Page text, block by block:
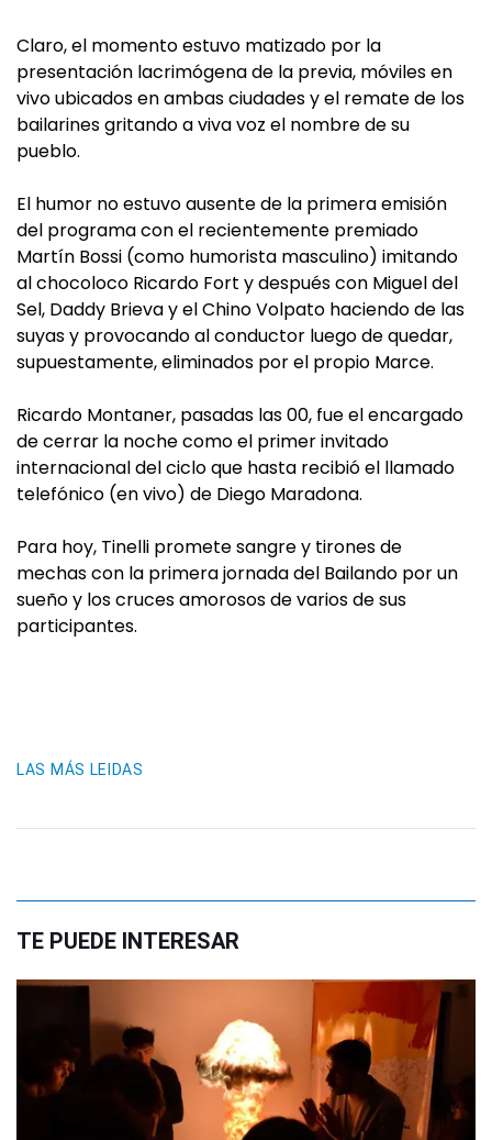
Claro, el momento estuvo matizado por la
presentación lacrimógena de la previa, móviles en
vivo ubicados en ambas ciudades y el remate de los
bailarines gritando a viva voz el nombre de su
pueblo.
El humor no estuvo ausente de la primera emisión
del programa con el recientemente premiado
Martín Bossi (como humorista masculino) imitando
al chocoloco Ricardo Fort y después con Miguel del
Sel, Daddy Brieva y el Chino Volpato haciendo de las
suyas y provocando al conductor luego de quedar,
supuestamente, eliminados por el propio Marce.
Ricardo Montaner, pasadas las 00, fue el encargado
de cerrar la noche como el primer invitado
internacional del ciclo que hasta recibió el llamado
telefónico (en vivo) de Diego Maradona.
Para hoy, Tinelli promete sangre y tirones de
mechas con la primera jornada del Bailando por un
sueño y los cruces amorosos de varios de sus
participantes.
LAS MÁS LEIDAS
TE PUEDE INTERESAR